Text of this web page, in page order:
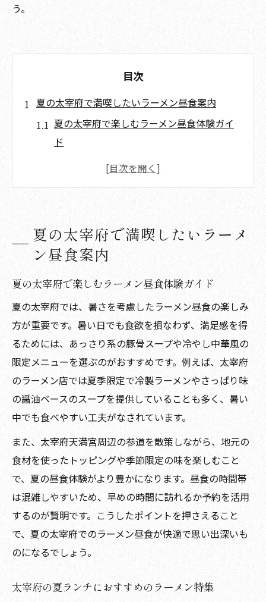
う。
目次
夏の太宰府で満喫したいラーメン昼食案内
夏の太宰府で楽しむラーメン昼食体験ガイ
ド
太宰府の夏ランチにおすすめのラーメン特
太宰府のラーメン文化が夏に光る理由とは
夏の太宰府で注目のラーメン有名店の魅力
暑い季節に選びたい太宰府のラーメン特集
夏の太宰府で人気のラーメンランキング徹
底解説
太宰府の暑い日に合うラーメンの特徴と魅
力
太宰府天満宮周辺で夏に食べたいラーメン
案内
夏の太宰府で安いラーメン店を探すポイン
ト
太宰府ラーメン有名店の夏限定メニュー紹
介
太宰府の夏限定ラーメンを楽しむコツ
夏限定の太宰府ラーメンを見極めるポイン
ト
太宰府で味わう夏の限定ラーメンの楽しみ
夏の太宰府で満喫したいラーメ
ン昼食案内
夏の太宰府で楽しむラーメン昼食体験ガイド
夏の太宰府では、暑さを考慮したラーメン昼食の楽しみ
方が重要です。暑い日でも食欲を損なわず、満足感を得
るためには、あっさり系の豚骨スープや冷やし中華風の
限定メニューを選ぶのがおすすめです。例えば、太宰府
のラーメン店では夏季限定で冷製ラーメンやさっぱり味
の醤油ベースのスープを提供していることも多く、暑い
中でも食べやすい工夫がなされています。
また、太宰府天満宮周辺の参道を散策しながら、地元の
食材を使ったトッピングや季節限定の味を楽しむこと
で、夏の昼食体験がより豊かになります。昼食の時間帯
は混雑しやすいため、早めの時間に訪れるか予約を活用
するのが賢明です。こうしたポイントを押さえること
で、夏の太宰府でのラーメン昼食が快適で思い出深いも
のになるでしょう。
太宰府の夏ランチにおすすめのラーメン特集